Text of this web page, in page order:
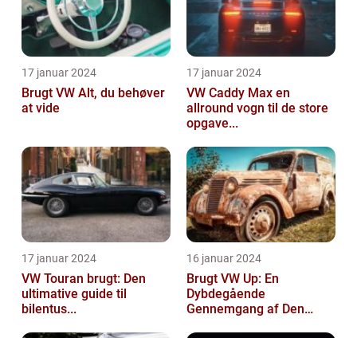
17 januar 2024
Brugt VW Alt, du behøver
at vide
17 januar 2024
VW Caddy Max en
allround vogn til de store
opgave...
17 januar 2024
VW Touran brugt: Den
ultimative guide til
bilentus...
16 januar 2024
Brugt VW Up: En
Dybdegående
Gennemgang af Den